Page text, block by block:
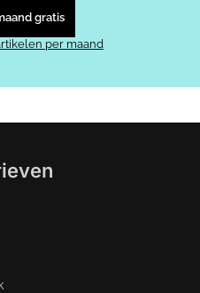
gratis
per maand